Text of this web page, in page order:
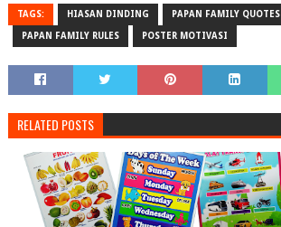
TAGS: HIASAN DINDING PAPAN FAMILY QUOTES
PAPAN FAMILY RULES POSTER MOTIVASI
RELATED POSTS